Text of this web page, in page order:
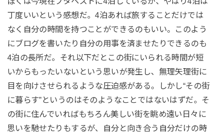
丁度いいという感想だ。4泊あれば旅することだけでは
なく自分の時間を持つことができるのもいい。このよう
にブログを書いたり自分の用事を済ませたりできるのも
4泊の長所だ。それ以下だとこの街にいられる時間が短
いからもったいないという思いが発生し、無理矢理街に
目を向けさせられるような圧迫感がある。しかし“その街
に暮らす”というのはそのようなことではないはずだ。そ
の街に住んでいればもちろん美しい街を眺め遠い日々に
思いを馳せたりもするが、自分と向き合う自分だけの時